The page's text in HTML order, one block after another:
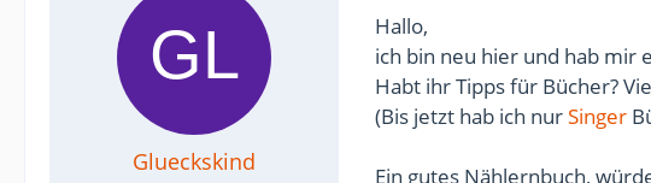
Glueckskind
Hallo,
ich bin neu hier und hab mir
Habt ihr Tipps für Bücher?
(Bis jetzt hab ich nurSinger
Ein gutes Nählernbuch,